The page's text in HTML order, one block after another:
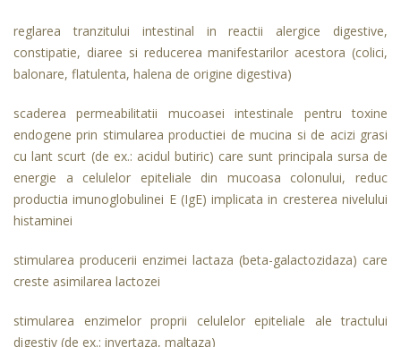
reglarea tranzitului intestinal in reactii alergice digestive,
constipatie, diaree si reducerea manifestarilor acestora (colici,
balonare, flatulenta, halena de origine digestiva)
scaderea permeabilitatii mucoasei intestinale pentru toxine
endogene prin stimularea productiei de mucina si de acizi grasi
cu lant scurt (de ex.: acidul butiric) care sunt principala sursa de
energie a celulelor epiteliale din mucoasa colonului, reduc
productia imunoglobulinei E (IgE) implicata in cresterea nivelului
histaminei
stimularea producerii enzimei lactaza (beta-galactozidaza) care
creste asimilarea lactozei
stimularea enzimelor proprii celulelor epiteliale ale tractului
digestiv (de ex.: invertaza, maltaza)